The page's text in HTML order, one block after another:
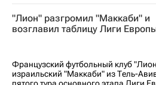
Штутгарт
Лига Европы УЕФА
Анонсы и трансляции матчей
"Лион" разгромил "Маккаби" и
возглавил таблицу Лиги
Французский футбольный клуб
израильский "Маккаби" из Тель-
пятого тура основного этапа Лиги